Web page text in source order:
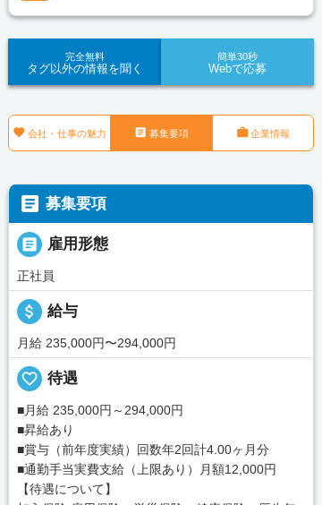
完全無料
タグ以外の情報を聞く
簡単30秒
Webで応募
 会社・仕事の魅力  募集要項 企業情報
 募集要項
 雇用形態
正社員
attach_money 給与
月給 235,000円〜294,000円
favorite_border 待遇
■月給 235,000円～294,000円
■昇給あり
■賞与（前年度実績）回数年2回計4.00ヶ月分
■通勤手当実費支給（上限あり）月額12,000円
【待遇について】